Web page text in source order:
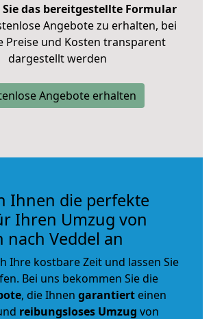
das bereitgestellte Formular
Angebote zu erhalten, bei
Preise und Kosten transparent
dargestellt werden
Angebote erhalten
Ihnen die perfekte
Ihren Umzug von
nach Veddel an
Ihre kostbare Zeit und lassen Sie
Bei uns bekommen Sie die
, die Ihnen garantiert einen
reibungsloses Umzug von